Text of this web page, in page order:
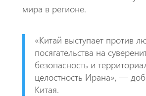
мира в регионе.
«Китай выступает против
посягательства на
безопасность и
целостность Ирана», —
Китая.